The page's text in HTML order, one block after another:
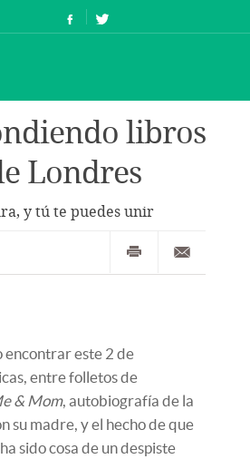
libros
Londres
y tú te puedes unir
encontrar este 2 de
entre folletos de
& Mom, autobiografía de la
su madre, y el hecho de que
sido cosa de un despiste